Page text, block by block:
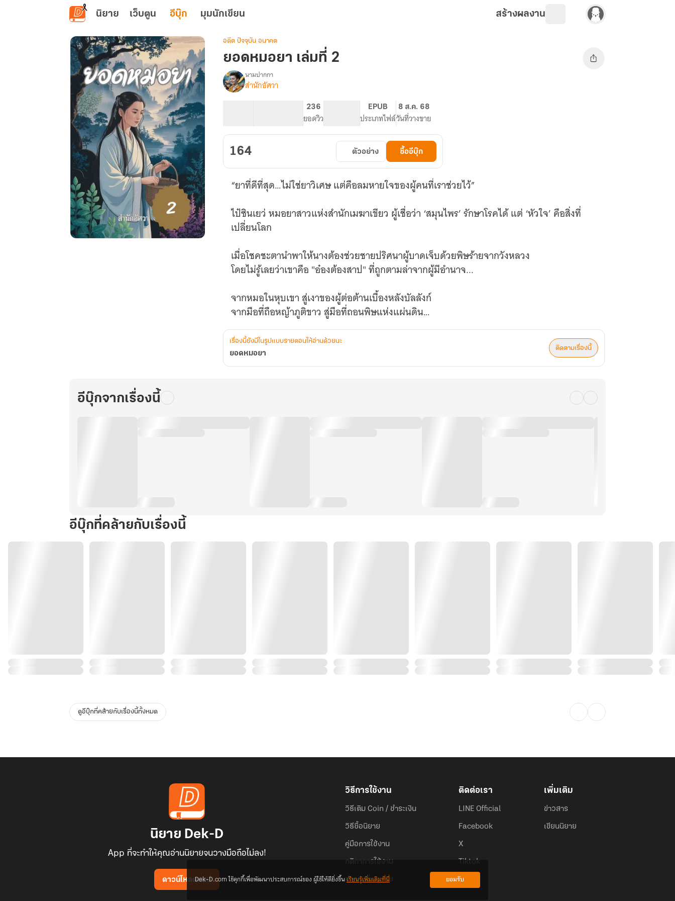
ข้ามไปยังเนื้อหาหลัก
นิยาย เว็บตูน อีบุ๊ก มุมนักเขียน สร้างผลงาน
อดีต ปัจจุบัน อนาคต
ยอดหมอยา เล่มที่ 2
เรื่อง
ยอด
นามปากกา
สำนักอัศวา
236
ยอดวิว
EPUB
ประเภทไฟล์
8 ส.ค. 68
วันที่วางขาย
164 ตัวอย่าง ซื้ออีบุ๊ก
“ยาที่ดีที่สุด…ไม่ใช่ยาวิเศษ แต่คือลมหายใจของผู้คนที่เราช่วยไว้”
ไป๋ซินเยว่ หมอยาสาวแห่งสำนักเมฆาเขียว ผู้เชื่อว่า ‘สมุนไพร’ รักษาโรคได้ แต่ ‘หัวใจ’ คือสิ่งที่
เปลี่ยนโลก
เมื่อโชคชะตานำพาให้นางต้องช่วยชายปริศนาผู้บาดเจ็บด้วยพิษร้ายจากวังหลวง
โดยไม่รู้เลยว่าเขาคือ "อ๋องต้องสาป" ที่ถูกตามล่าจากผู้มีอำนาจ...
จากหมอในหุบเขา สู่เงาของผู้ต่อต้านเบื้องหลังบัลลังก์
จากมือที่ถือหญ้าภูติขาว สู่มือที่ถอนพิษแห่งแผ่นดิน
หากความรัก...คือพิษอีกชนิดหนึ่ง
นางก็พร้อมจะติดพิษนั้น
เรื่องนี้ยังมีในรูปแบบรายตอนให้อ่านด้วยนะ
ยอดหมอยา
ติดตามเรื่องนี้
อีบุ๊กจากเรื่องนี้
อีบุ๊กที่คล้ายกับเรื่องนี้
ดูอีบุ๊กที่คล้ายกับเรื่องนี้ทั้งหมด
นิยาย Dek-D
App ที่จะทำให้คุณอ่านนิยายจนวางมือถือไม่ลง!
ดาวน์โหลดแอป
วิธีการใช้งาน
วิธีเติม Coin / ชำระเงิน
วิธีซื้อนิยาย
คู่มือการใช้งาน
กติกาการใช้งาน
คำถามที่พบบ่อย
ติดต่อเรา
LINE Official
Facebook
X
Tiktok
เพิ่มเติม
ข่าวสาร
เขียนนิยาย
Dek-D.com ใช้คุกกี้เพื่อพัฒนาประสบการณ์ของ ผู้ใช้ให้ดียิ่งขึ้นเรียนรู้เพิ่มเติมที่นี่ ยอมรับ